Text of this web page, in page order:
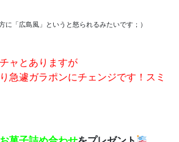
に「広島風」というと怒られるみたいです；）
ャとありますが
急遽ガラポンにチェンジです！スミ